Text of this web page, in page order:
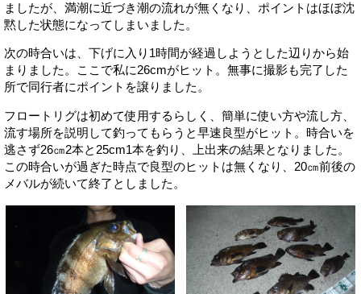
ましたが、満潮に近づき潮の流れが無くなり、ポイントはほぼ沈
黙した状態になってしまいました。
次の時合いは、下げに入り1時間が経過しようとした辺りから始
まりました。ここで私に26cmがヒット。無事に撮影も完了した
所で同行者にポイントを譲りました。
フロートリグは初めて使用するらしく、簡単に使い方や流し方、
流す場所を説明して釣ってもらうと早速良型がヒット。時合いを
逃さず26㎝2本と25cm1本を釣り、上出来の結果となりました。
この時合いが過ぎた時点で良型のヒットは無くなり、20㎝前後の
メバルが続いて終了としました。